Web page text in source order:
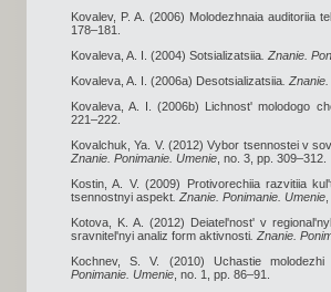
Kovalev, P. A. (2006) Molodezhnaia auditoriia
178–181.
Kovaleva, A. I. (2004) Sotsializatsiia . Znanie.
Kovaleva, A. I. (2006a) Desotsializatsiia .
Kovaleva, A. I. (2006b) Lichnost' molodogo
221–222.
Kovalchuk, Ya. V. (2012) Vybor tsennostei v
Znanie. Ponimanie. Umenie , no. 3, pp. 309–312.
Kostin, A. V. (2009) Protivorechiia razvitiia
tsennostnyi aspekt . Znanie. Ponimanie. Umenie
Kotova, K. A. (2012) Deiatel'nost' v
sravnitel'nyi analiz form aktivnosti . Znanie.
Kochnev, S. V. (2010) Uchastie
Ponimanie. Umenie , no. 1, pp. 86–91.